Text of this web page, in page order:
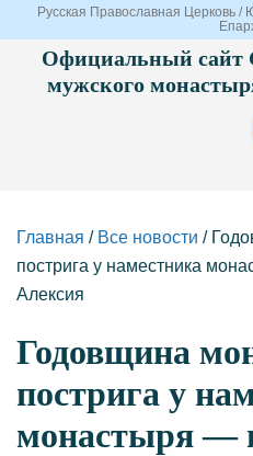
Русская Православная Церковь
Официальный сайт
мужского
Главная / Все новости /
пострига у наместника
Алексия
Годовщина
пострига у
монастыря —